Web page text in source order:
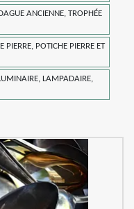
ANCIENNE, TROPHÉE
PIERRE, POTICHE PIERRE ET
LAMPADAIRE,